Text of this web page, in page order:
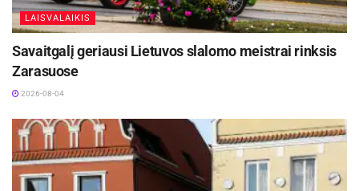
LAISVALAIKIS
Savaitgalį geriausi Lietuvos slalomo meistrai rinksis
Zarasuose
2026-08-04